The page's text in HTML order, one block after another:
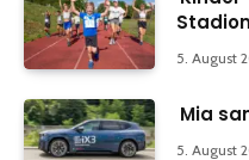
Stadion
5. August
Mia
5. August